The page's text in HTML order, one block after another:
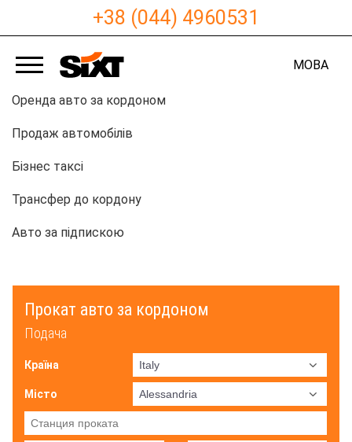
+38 (044) 4960531
МОВА
Оренда авто за кордоном
Продаж автомобілів
Бізнес таксі
Трансфер до кордону
Авто за підпискою
Прокат авто за кордоном
Подача
Країна
Місто